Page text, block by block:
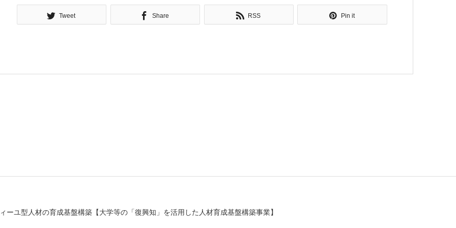
Tweet Share RSS Pin it
ーユ型人材の育成基盤構築【大学等の「復興知」を活用した人材育成基盤構築事業】